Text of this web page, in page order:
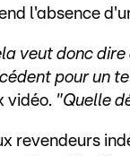
l'absence
veut donc dire
pour un
vidéo. "Quelle
revendeurs